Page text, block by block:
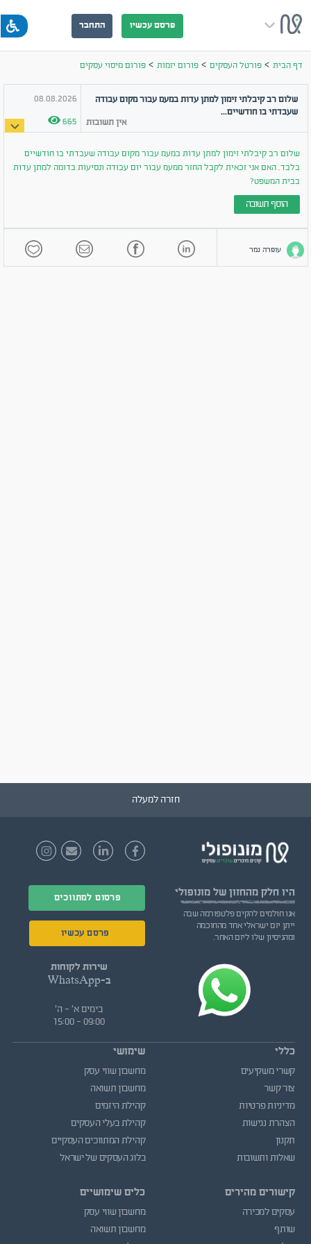
פרסם עכשיו התחבר
דף הבית >פורטל העסקים >פורום יזמות >פורום מיסוי עסקים
שלום רב קיבלתי זימון למתן עדות במעמ עבור מקום עבודה
שעבדתי בו חודשיים...
אין תשובות
08.08.2026
665
שלום רב קיבלתי זימון למתן עדות במעמ עבור מקום עבודה שעבדתי בו חודשיים
בלבד. האם אני זכאית לקבל החזר ממעמ עבור יום עבודה ונסיעות בדומה למתן עדות
בבית המשפט?
הוסף תשובה
עופרה נמר
חזרה למעלה
היו חלק מהחזון של מונופולי
אנו חולמים להקים פלטפורמה שבה
ייתן יזם ישראלי אחד מהחוכמה
ומהניסיון שלו ליזם האחר.
פרסום למתווכים
פרסם עכשיו
שירות לקוחות
ב-WhatsApp
בימים א' - ה'
09:00 - 15:00
כללי
קשרי משקיעים
צור קשר
מדיניות פרטיות
הצהרת נגישות
תקנון
שאלות ותשובות
קישורים מהירים
עסקים למכירה
שותף
שימושי
מחשבון שווי עסק
מחשבון תשואה
קהילת היזמים
קהילת בעלי העסקים
קהילת המתווכים העסקיים
בלוג העסקים של ישראל
כלים שימושיים
מחשבון שווי עסק
מחשבון תשואה